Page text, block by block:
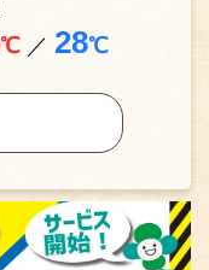
℃ ／ 28℃